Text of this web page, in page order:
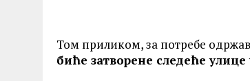
Том приликом, за потребе
биће затворене следеће улице